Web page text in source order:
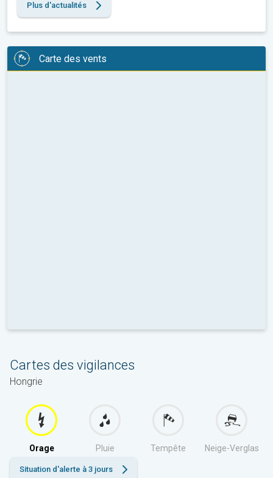
Plus d'actualités
Carte des vents
Cartes des vigilances
Hongrie
Orage Pluie Tempête Neige-Verglas
Situation d'alerte à 3 jours